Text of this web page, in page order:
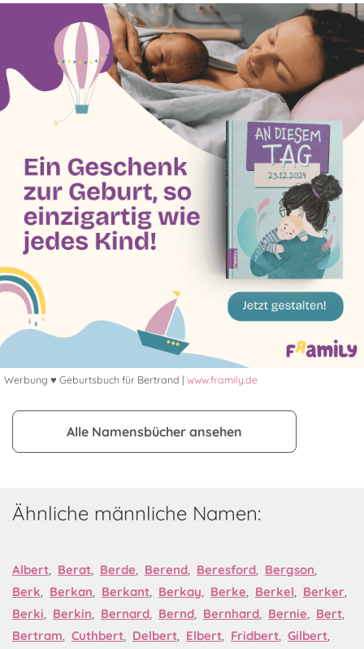
Werbung ♥ Geburtsbuch für Bertrand | www.framily.de
Alle Namensbücher ansehen
Ähnliche männliche Namen:
Albert, Berat, Berde, Berend, Beresford, Bergson,
Berk, Berkan, Berkant, Berkay, Berke, Berkel, Berker,
Berki, Berkin, Bernard, Bernd, Bernhard, Bernie, Bert,
Bertram, Cuthbert, Delbert, Elbert, Fridbert, Gilbert,